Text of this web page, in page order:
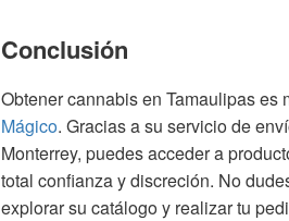
Conclusión
Obtener cannabis en Tamaulipas es
Mágico. Gracias a su servicio de
Monterrey, puedes acceder a
total confianza y discreción. No
explorar su catálogo y realizar tu